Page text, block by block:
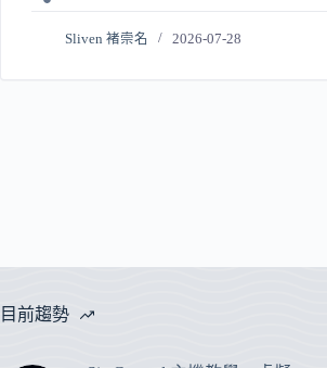
Sliven 褚崇名 2026-07-28
目前趨勢